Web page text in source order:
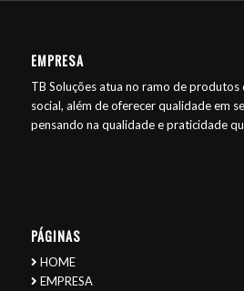
EMPRESA
TB Soluções atua no ramo de produtos
social, além de oferecer qualidade em
pensando na qualidade e praticidade
PÁGINAS
HOME
EMPRESA